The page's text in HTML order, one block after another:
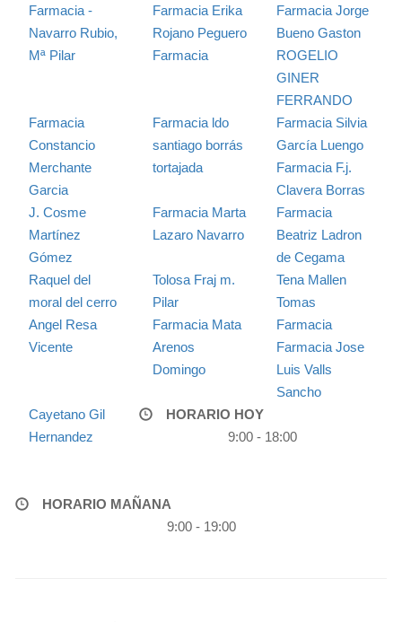
Farmacia -
Navarro Rubio,
Mª Pilar
Farmacia Erika
Rojano Peguero
Farmacia Jorge
Bueno Gaston
Farmacia
ROGELIO
GINER
FERRANDO
Farmacia
Constancio
Merchante
Garcia
Farmacia ldo
santiago borrás
tortajada
Farmacia Silvia
García Luengo
Farmacia F.j.
Clavera Borras
J. Cosme
Martínez
Gómez
Farmacia Marta
Lazaro Navarro
Farmacia
Beatriz Ladron
de Cegama
Raquel del
moral del cerro
Tolosa Fraj m.
Pilar
Tena Mallen
Tomas
Angel Resa
Vicente
Farmacia Mata
Arenos
Domingo
Farmacia
Farmacia Jose
Luis Valls
Sancho
Cayetano Gil
Hernandez
HORARIO HOY
9:00 - 18:00
HORARIO MAÑANA
9:00 - 19:00